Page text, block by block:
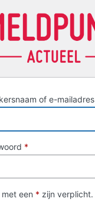
of e-mailadres
*
een * zijn verplicht.